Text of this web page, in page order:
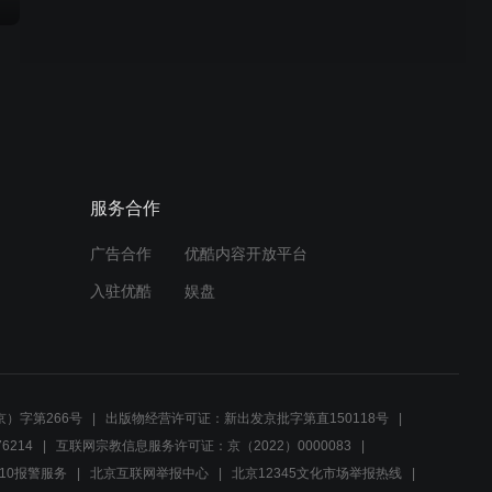
服务合作
广告合作 优酷内容开放平台
入驻优酷 娱盘
）字第266号
出版物经营许可证：新出发京批字第直150118号
互联网宗教信息服务许可证：京（2022）0000083
报警服务
北京互联网举报中心 北京12345文化市场举报热线